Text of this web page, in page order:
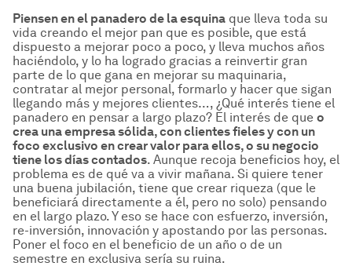
Piensen en el panadero de la esquina que lleva toda su
vida creando el mejor pan que es posible, que está
dispuesto a mejorar poco a poco, y lleva muchos años
haciéndolo, y lo ha logrado gracias a reinvertir gran
parte de lo que gana en mejorar su maquinaria,
contratar al mejor personal, formarlo y hacer que sigan
llegando más y mejores clientes…, ¿Qué interés tiene el
panadero en pensar a largo plazo? El interés de que o
crea una empresa sólida, con clientes fieles y con un
foco exclusivo en crear valor para ellos, o su negocio
tiene los días contados. Aunque recoja beneficios hoy, el
problema es de qué va a vivir mañana. Si quiere tener
una buena jubilación, tiene que crear riqueza (que le
beneficiará directamente a él, pero no solo) pensando
en el largo plazo. Y eso se hace con esfuerzo, inversión,
re-inversión, innovación y apostando por las personas.
Poner el foco en el beneficio de un año o de un
semestre en exclusiva sería su ruina.